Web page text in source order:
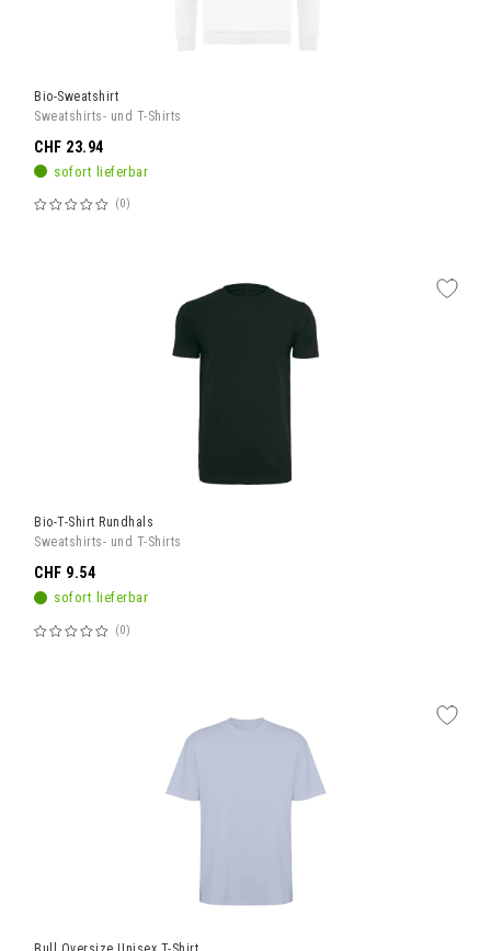
Bio-Sweatshirt
Sweatshirts- und T-Shirts
sofort lieferbar
Bewertung:
0
CHF 23.94
Bio-T-Shirt Rundhals
Sweatshirts- und T-Shirts
sofort lieferbar
Bewertung:
0
CHF 9.54